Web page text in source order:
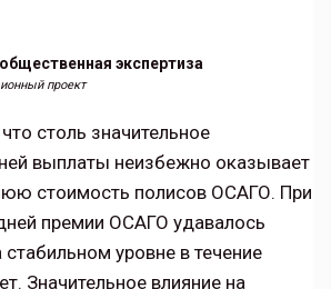
экспертиза
проект
столь значительное
выплаты неизбежно оказывает
стоимость полисов ОСАГО. При
премии ОСАГО удавалось
уровне в течение
Значительное влияние на